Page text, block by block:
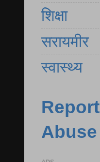
शिक्षा
सरायमीर
स्वास्थ्य
Report
Abuse